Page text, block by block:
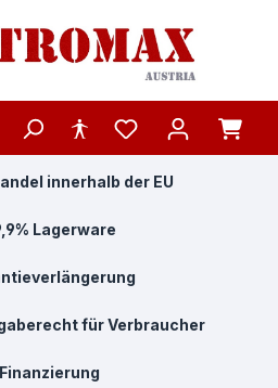
innerhalb der EU
Lagerware
für Verbraucher
Finanzierung